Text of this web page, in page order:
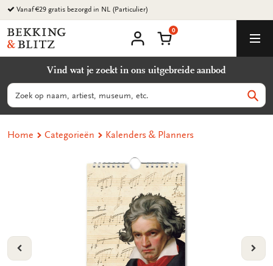
Ga
naar
content
Vanaf €29 gratis bezorgd in NL (Particulier)
Bekking
&
B.V.
account
Winkelmand
0
Vind wat je zoekt in ons uitgebreide aanbod
Zoeken
Home Categorieën Kalenders & Planners
VORIGE